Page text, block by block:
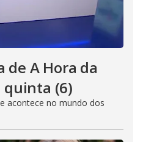
de A Hora da
quinta (6)
acontece no mundo dos